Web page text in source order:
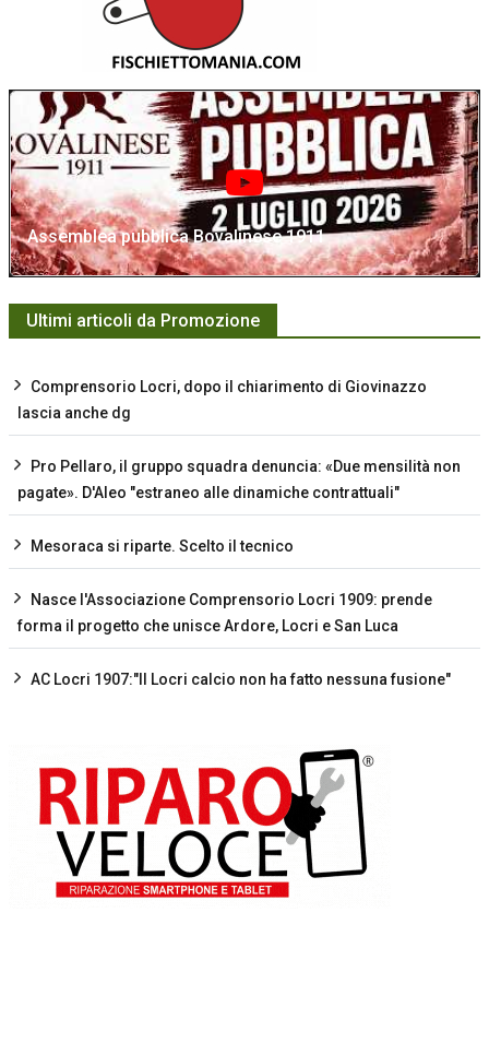
Assemblea pubblica Bovalinese 1911
Ultimi articoli da Promozione
Comprensorio Locri, dopo il chiarimento di Giovinazzo
lascia anche dg
Pro Pellaro, il gruppo squadra denuncia: «Due mensilità non
pagate». D'Aleo "estraneo alle dinamiche contrattuali"
Mesoraca si riparte. Scelto il tecnico
Nasce l'Associazione Comprensorio Locri 1909: prende
forma il progetto che unisce Ardore, Locri e San Luca
AC Locri 1907:"Il Locri calcio non ha fatto nessuna fusione"